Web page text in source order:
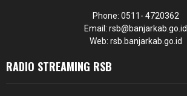
Phone: 0511- 4720362
Email: rsb@banjarkab.go.id
Web: rsb.banjarkab.go.id
RADIO STREAMING RSB